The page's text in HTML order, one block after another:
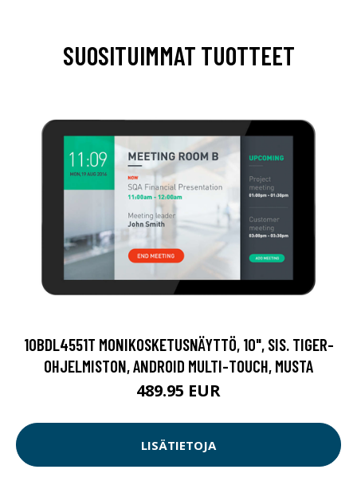
SUOSITUIMMAT TUOTTEET
10BDL4551T MONIKOSKETUSNÄYTTÖ, 10", SIS. TIGER-
OHJELMISTON, ANDROID MULTI-TOUCH, MUSTA
489.95 EUR
LISÄTIETOJA